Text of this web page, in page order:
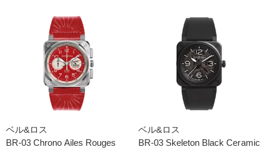
ベル&ロス
BR-03 Chrono Ailes Rouges
ベル&ロス
BR-03 Skeleton Black Ceramic